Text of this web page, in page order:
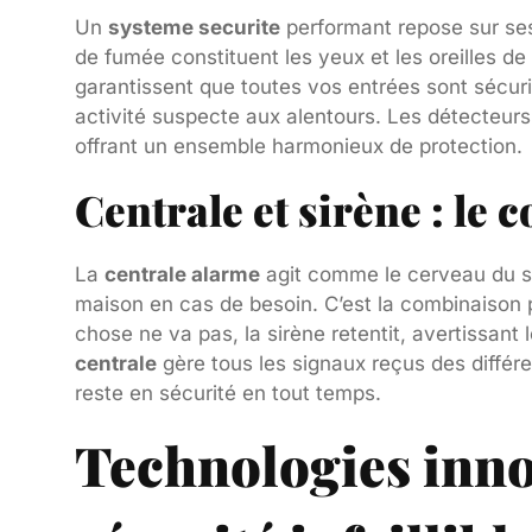
Un systeme securiteperformant repose sur
de fumée constituent les yeux et les oreilles
garantissent que toutes vos entrées sont
activité suspecte aux alentours. Les
offrant un ensemble harmonieux de protection.
Centrale et sirène : le
La centrale alarmeagit comme le cerveau du
maison en cas de besoin. C’est la
chose ne va pas, la sirène retentit,
centralegère tous les signaux reçus des
reste en sécurité en tout temps.
Technologies